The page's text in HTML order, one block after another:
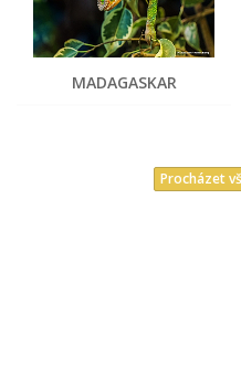
MADAGASKAR
Procházet